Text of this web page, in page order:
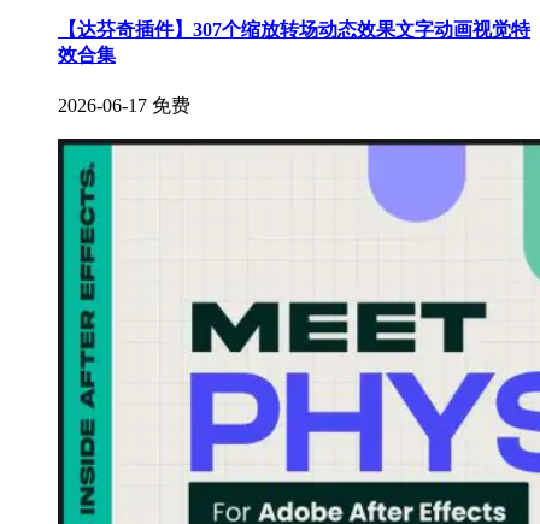
【达芬奇插件】307个缩放转场动态效果文字动画视觉特
效合集
2026-06-17 免费